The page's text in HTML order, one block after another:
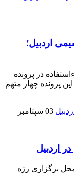
اردبیل؛
در پرونده
است؛ که این پرونده چهار متهم
03 سپتامبر
اردبیل
برگزاری رژه